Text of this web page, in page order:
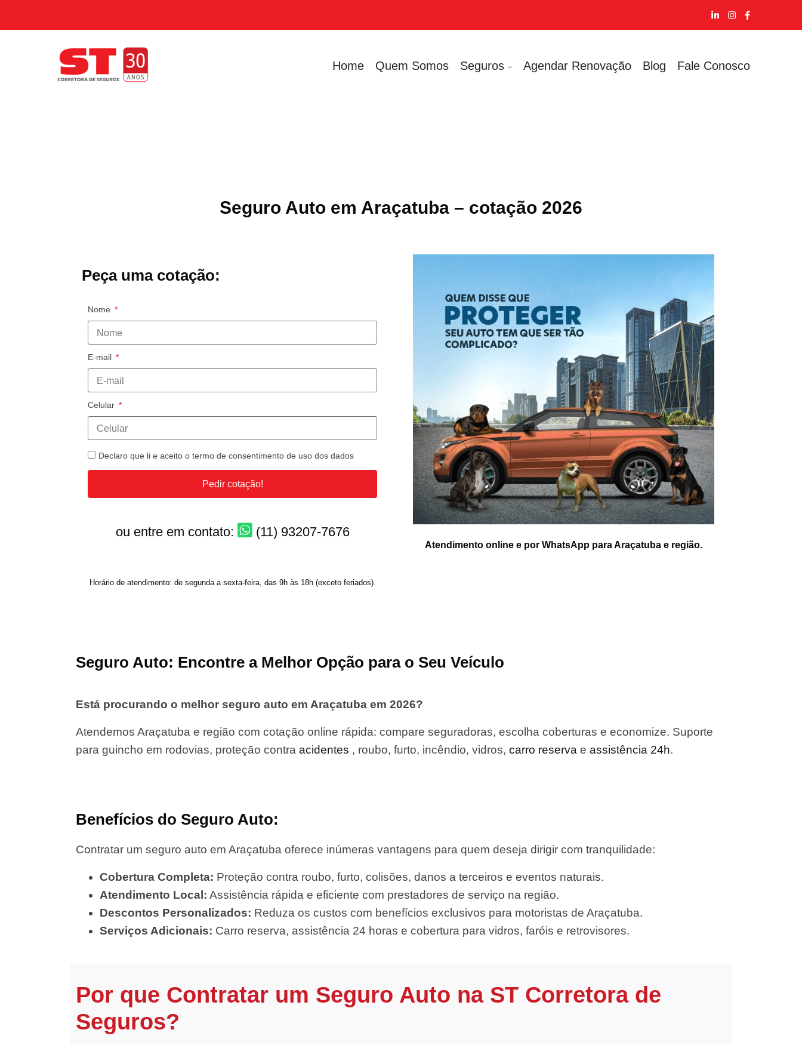
Home Quem Somos Seguros Agendar Renovação Blog Fale Conosco
Seguro Auto em Araçatuba – cotação 2026
Peça uma cotação:
Nome
E-mail
Celular
Declaro que li e aceito o termo de consentimento de uso dos dados
Pedir cotação!
ou entre em contato: (11) 93207-7676
Horário de atendimento: de segunda a sexta-feira, das 9h às 18h (exceto feriados).
Atendimento online e por WhatsApp para Araçatuba e região.
Seguro Auto: Encontre a Melhor Opção para o Seu Veículo
Está procurando o melhor seguro auto em Araçatuba em 2026?
Atendemos Araçatuba e região com cotação online rápida: compare seguradoras, escolha coberturas e economize. Suporte
para guincho em rodovias, proteção contra acidentes , roubo, furto, incêndio, vidros, carro reserva e assistência 24h.
Benefícios do Seguro Auto:
Contratar um seguro auto em Araçatuba oferece inúmeras vantagens para quem deseja dirigir com tranquilidade:
Cobertura Completa: Proteção contra roubo, furto, colisões, danos a terceiros e eventos naturais.
Atendimento Local: Assistência rápida e eficiente com prestadores de serviço na região.
Descontos Personalizados: Reduza os custos com benefícios exclusivos para motoristas de Araçatuba.
Serviços Adicionais: Carro reserva, assistência 24 horas e cobertura para vidros, faróis e retrovisores.
Por que Contratar um Seguro Auto na ST Corretora de
Seguros?